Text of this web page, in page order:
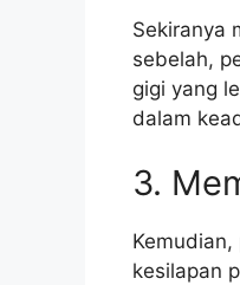
Sekiranya
sebelah,
gigi yang
dalam
3.
kesilapan